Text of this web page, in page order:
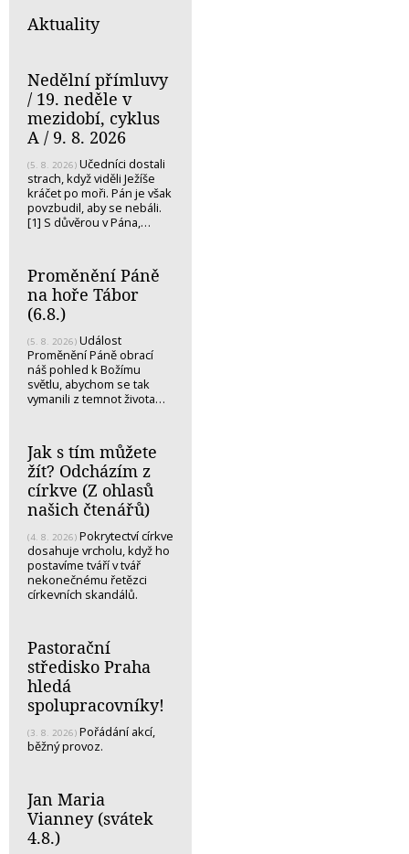
Aktuality
Nedělní přímluvy
/ 19. neděle v
mezidobí, cyklus
A / 9. 8. 2026
(5. 8. 2026) Učedníci dostali
strach, když viděli Ježíše
kráčet po moři. Pán je však
povzbudil, aby se nebáli.
[1] S důvěrou v Pána,…
Proměnění Páně
na hoře Tábor
(6.8.)
(5. 8. 2026) Událost
Proměnění Páně obrací
náš pohled k Božímu
světlu, abychom se tak
vymanili z temnot života…
Jak s tím můžete
žít? Odcházím z
církve (Z ohlasů
našich čtenářů)
(4. 8. 2026) Pokrytectví církve
dosahuje vrcholu, když ho
postavíme tváří v tvář
nekonečnému řetězci
církevních skandálů.
Pastorační
středisko Praha
hledá
spolupracovníky!
(3. 8. 2026) Pořádání akcí,
běžný provoz.
Jan Maria
Vianney (svátek
4.8.)